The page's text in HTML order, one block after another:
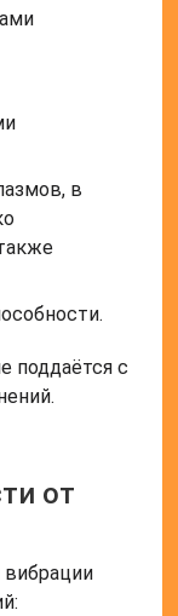
в
поддаётся с
от
вибрации